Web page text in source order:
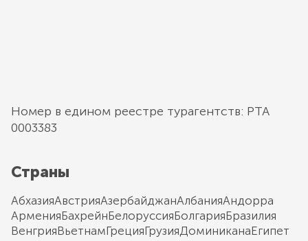
Номер в едином реестре турагентств: РТА
0003383
Страны
АбхазияАвстрияАзербайджанАлбанияАндорра
АрменияБахрейнБелоруссияБолгарияБразилия
ВенгрияВьетнамГрецияГрузияДоминиканаЕгипет